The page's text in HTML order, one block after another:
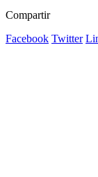
Compartir
Facebook Twitter